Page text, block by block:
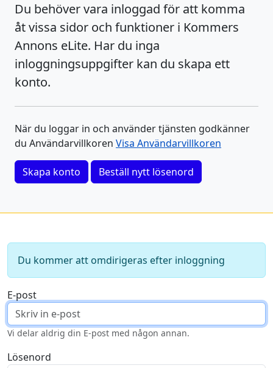
Du behöver vara inloggad för att komma
åt vissa sidor och funktioner i Kommers
Annons eLite. Har du inga
inloggningsuppgifter kan du skapa ett
konto.
När du loggar in och använder tjänsten godkänner
du Användarvillkoren Visa Användarvillkoren
Skapa konto Beställ nytt lösenord
Du kommer att omdirigeras efter inloggning
E-post
Vi delar aldrig din E-post med någon annan.
Lösenord